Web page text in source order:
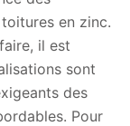
en zinc.
il est
sont
des
Pour